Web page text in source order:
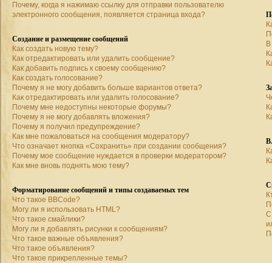
Почему, когда я нажимаю ссылку для отправки пользователю
электронного сообщения, появляется страница входа?
Создание и размещение сообщений
Как создать новую тему?
Как отредактировать или удалить сообщение?
Как добавить подпись к своему сообщению?
Как создать голосование?
Почему я не могу добавить больше вариантов ответа?
Как отредактировать или удалить голосование?
Почему мне недоступны некоторые форумы?
Почему я не могу добавлять вложения?
Почему я получил предупреждение?
Как мне пожаловаться на сообщения модератору?
Что означает кнопка «Сохранить» при создании сообщения?
Почему мое сообщение нуждается в проверки модератором?
Как мне вновь поднять мою тему?
Форматирование сообщений и типы создаваемых тем
Что такое BBCode?
Могу ли я использовать HTML?
Что такое смайлики?
Могу ли я добавлять рисунки к сообщениям?
Что такое важные объявления?
Что такое объявления?
Что такое прикрепленные темы?
С